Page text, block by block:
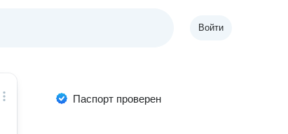
Войти
Паспорт проверен